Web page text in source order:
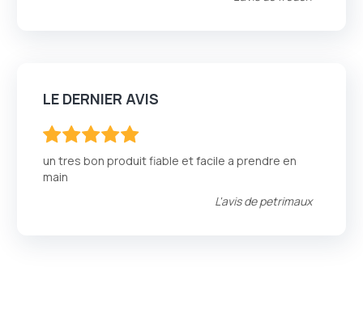
LE DERNIER AVIS
un tres bon produit fiable et facile a prendre en
main
L'avis depetrimaux